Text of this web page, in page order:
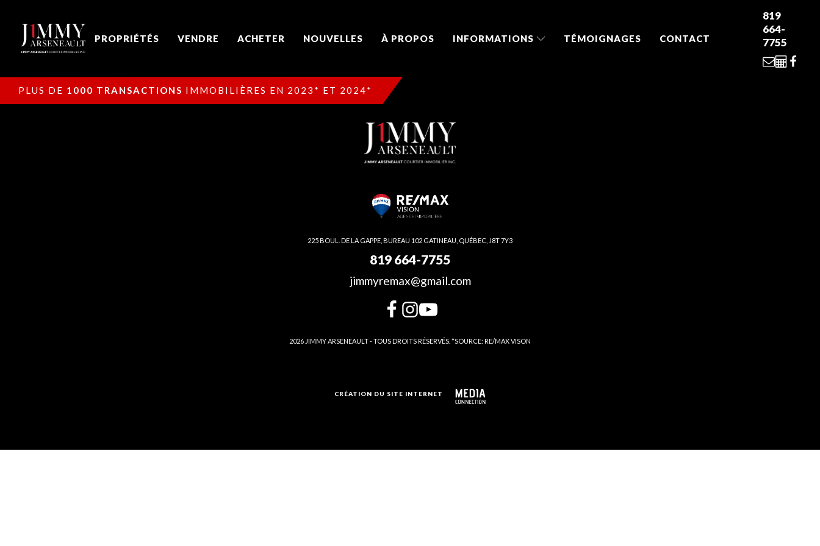
PROPRIÉTÉS VENDRE ACHETER NOUVELLES À PROPOS INFORMATIONS TÉMOIGNAGES CONTACT
819
664-
7755
PLUS DE 1000 TRANSACTIONS IMMOBILIÈRES EN 2023* ET 2024*
225 BOUL. DE LA GAPPE, BUREAU 102 GATINEAU, QUÉBEC, J8T 7Y3
819 664-7755
jimmyremax@gmail.com
2026 JIMMY ARSENEAULT - TOUS DROITS RÉSERVÉS. *SOURCE: RE/MAX VISON
CRÉATION DU SITE INTERNET